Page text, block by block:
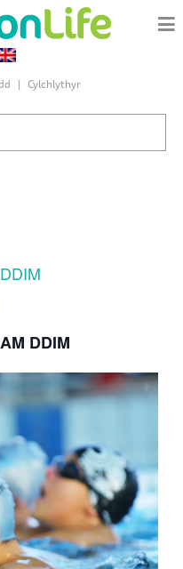
Cylchlythyr
AM DDIM